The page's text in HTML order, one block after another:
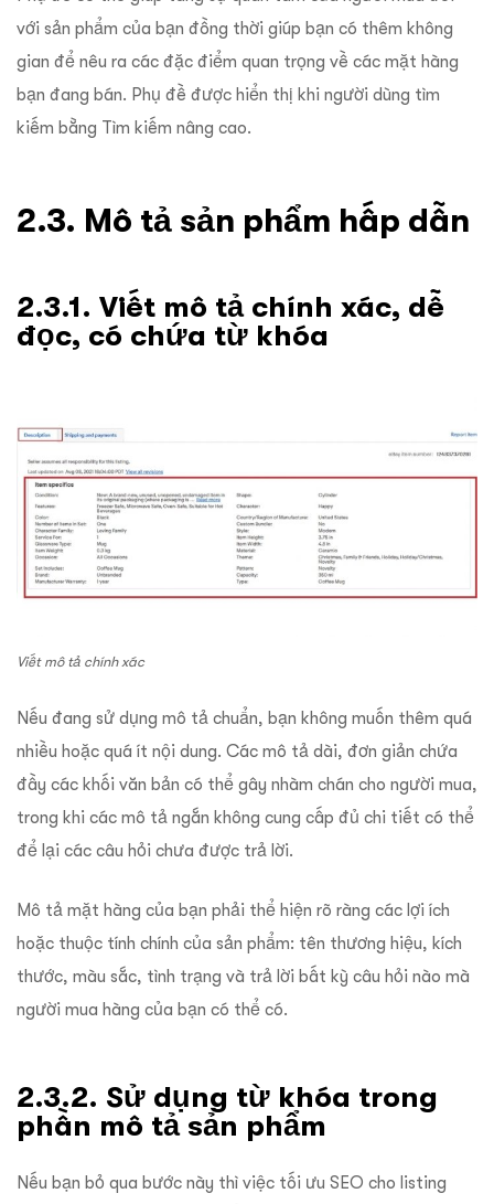
với sản phẩm của bạn đồng thời giúp bạn có thêm không
gian để nêu ra các đặc điểm quan trọng về các mặt hàng
bạn đang bán. Phụ đề được hiển thị khi người dùng tìm
kiếm bằng Tìm kiếm nâng cao.
2.3. Mô tả sản phẩm hấp dẫn
2.3.1. Viết mô tả chính xác, dễ
đọc, có chứa từ khóa
Viết mô tả chính xác
Nếu đang sử dụng mô tả chuẩn, bạn không muốn thêm quá
nhiều hoặc quá ít nội dung. Các mô tả dài, đơn giản chứa
đầy các khối văn bản có thể gây nhàm chán cho người mua,
trong khi các mô tả ngắn không cung cấp đủ chi tiết có thể
để lại các câu hỏi chưa được trả lời.
Mô tả mặt hàng của bạn phải thể hiện rõ ràng các lợi ích
hoặc thuộc tính chính của sản phẩm: tên thương hiệu, kích
thước, màu sắc, tình trạng và trả lời bất kỳ câu hỏi nào mà
người mua hàng của bạn có thể có.
2.3.2. Sử dụng từ khóa trong
phần mô tả sản phẩm
Nếu bạn bỏ qua bước này thì việc tối ưu SEO cho listing